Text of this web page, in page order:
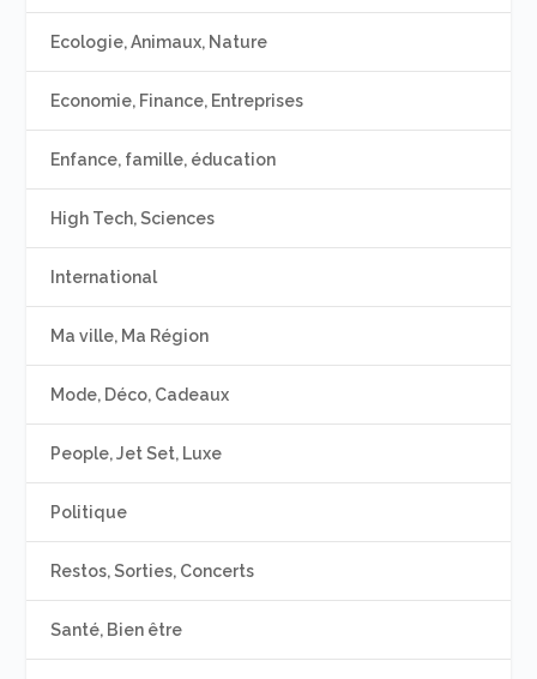
Ecologie, Animaux, Nature
Economie, Finance, Entreprises
Enfance, famille, éducation
High Tech, Sciences
International
Ma ville, Ma Région
Mode, Déco, Cadeaux
People, Jet Set, Luxe
Politique
Restos, Sorties, Concerts
Santé, Bien être